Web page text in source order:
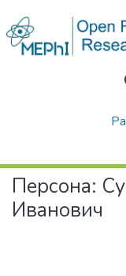
Авторы
Персона:
Иванович